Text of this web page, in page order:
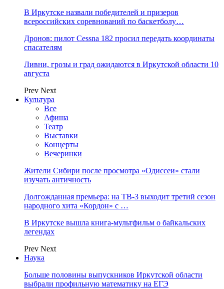
В Иркутске назвали победителей и призеров
всероссийских соревнований по баскетболу…
Дронов: пилот Cessna 182 просил передать координаты
спасателям
Ливни, грозы и град ожидаются в Иркутской области 10
августа
Prev Next
Культура
Все
Афиша
Театр
Выставки
Концерты
Вечеринки
Жители Сибири после просмотра «Одиссеи» стали
изучать античность
Долгожданная премьера: на ТВ-3 выходит третий сезон
народного хита «Кордон» с …
В Иркутске вышла книга-мультфильм о байкальских
легендах
Prev Next
Наука
Больше половины выпускников Иркутской области
выбрали профильную математику на ЕГЭ